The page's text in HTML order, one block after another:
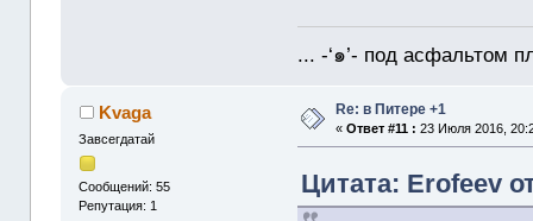
... -‘๑’- под асфальтом
Kvaga
Завсегдатай
Сообщений: 55
Репутация: 1
Re: в Питере +1
«Ответ #11 : 23 Июля 2016,
Цитата: Erofeev